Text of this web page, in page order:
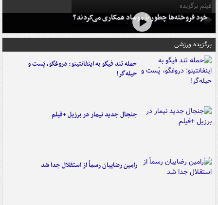
فیلم برگزیده
خود فروخته‌ها چطور با موساد همکاری می‌کردند؟
برگزیده ورزشی
حمله تند فیگو به اینفانتینو: دروغگو، پَست‌ و
حیله‌گر!
جنجال جدید نیمار در برزیل +فیلم
رامین رضاییان رسماً از استقلال جدا شد